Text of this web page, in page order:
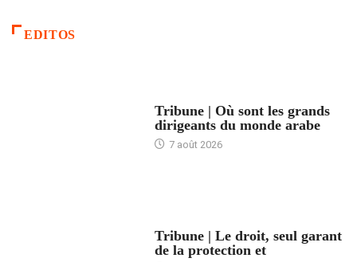
EDITOS
Tribune | Où sont les grands
dirigeants du monde arabe
7 août 2026
Tribune | Le droit, seul garant
de la protection et